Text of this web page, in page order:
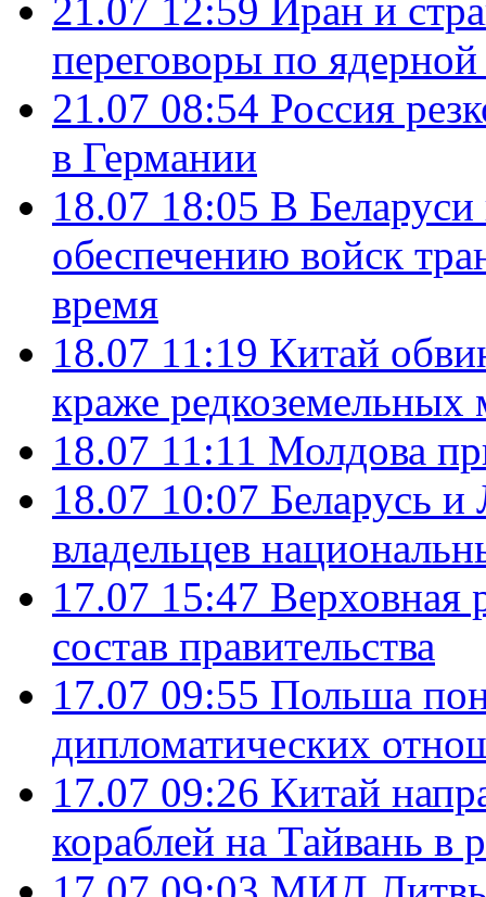
21.07 12:59 Иран и
переговоры по
21.07 08:54 Россия
в Германии
18.07 18:05 В
обеспечению войск
время
18.07 11:19 Китай
краже редкоземельных
18.07 11:11 Молдова
18.07 10:07 Беларусь
владельцев
17.07 15:47 Верховная
состав правительства
17.07 09:55 Польша
дипломатических
17.07 09:26 Китай
кораблей на Тайвань в